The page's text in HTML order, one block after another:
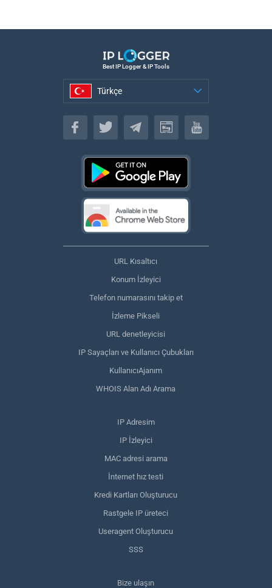
Best IP Logger & IP Tools
Türkçe
Türkçe
URL Kısaltıcı
Konum İzleyici
Telefon numarasını takip et
İzleme Pikseli
URL denetleyicisi
IP Sayaçları ve Kullanıcı Çubukları
KullanıcıAjanım
WHOIS Alan Adı Arama
IP Adresim
IP İzleyici
MAC adresi arama
İnternet hız testi
Kredi Kartları Oluşturucu
Rastgele IP üreteci
Useragent Oluşturucu
SSS
Bize ulaşın